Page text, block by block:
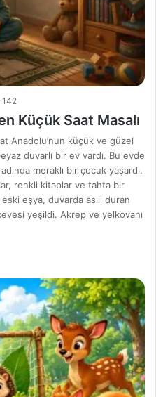
142
Küçük Saat Masalı
Anadolu’nun küçük ve güzel
duvarlı bir ev vardı. Bu evde
meraklı bir çocuk yaşardı.
renkli kitaplar ve tahta bir
eşya, duvarda asılı duran
yeşildi. Akrep ve yelkovanı